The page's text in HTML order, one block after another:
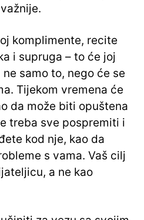
komplimente, recite
i supruga – to će joj
samo to, nego će se
Tijekom vremena će
da može biti opuštena
treba sve pospremiti i
kod nje, kao da
s vama. Vaš cilj
a ne kao